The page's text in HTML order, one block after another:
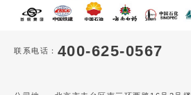
联系电话： 400-625-0567